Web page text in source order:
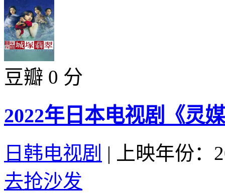
豆瓣 0 分
2022年日本电视剧《灵
日韩电视剧 |
上映年份：
去抢沙发